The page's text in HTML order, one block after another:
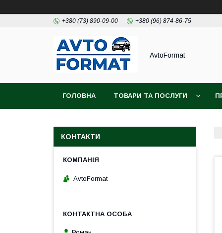
+380 (73) 890-09-00 +380 (96) 874-86-75
AvtoFormat
ГОЛОВНА ТОВАРИ ТА ПОСЛУГИ
КОНТАКТИ
AvtoFormat